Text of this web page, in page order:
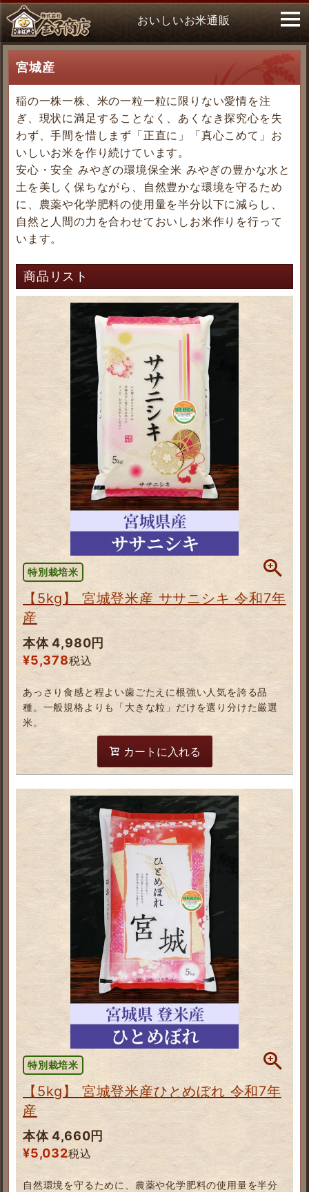
おいしいお米通販
宮城産
稲の一株一株、米の一粒一粒に限りない愛情を注
ぎ、現状に満足することなく、あくなき探究心を失
わず、手間を惜しまず「正直に」「真心こめて」お
いしいお米を作り続けています。
安心・安全 みやぎの環境保全米 みやぎの豊かな水と
土を美しく保ちながら、自然豊かな環境を守るため
に、農薬や化学肥料の使用量を半分以下に減らし、
自然と人間の力を合わせておいしお米作りを行って
います。
商品リスト
特別栽培米
【5kg】 宮城登米産 ササニシキ 令和7年
産
本体 4,980円
¥5,378税込
あっさり食感と程よい歯ごたえに根強い人気を誇る品
種。一般規格よりも「大きな粒」だけを選り分けた厳選
米。
カートに入れる
特別栽培米
【5kg】 宮城登米産ひとめぼれ 令和7年
産
本体 4,660円
¥5,032税込
自然環境を守るために、農薬や化学肥料の使用量を半分